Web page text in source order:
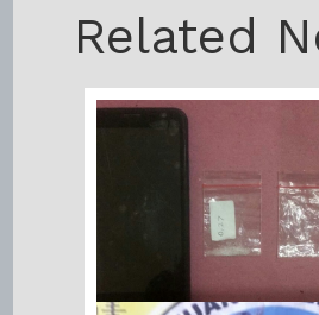
Related